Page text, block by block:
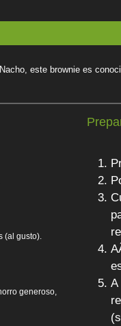
este brownie es
(al gusto).
generoso,
A